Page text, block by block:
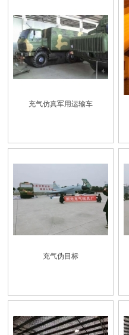
充气仿真军用运输车
充气伪目标